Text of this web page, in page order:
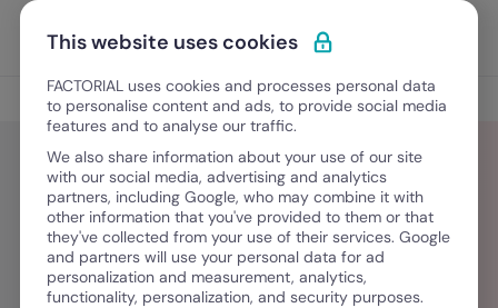
Ir para o conteúdo
Experimente Grátis
Blog
Search Results
Buscar por:
This website uses cookies
FACTORIAL uses cookies and processes personal data
to personalise content and ads, to provide social media
features and to analyse our traffic.
We also share information about your use of our site
with our social media, advertising and analytics
partners, including Google, who may combine it with
other information that you've provided to them or that
they've collected from your use of their services. Google
and partners will use your personal data for ad
personalization and measurement, analytics,
functionality, personalization, and security purposes.